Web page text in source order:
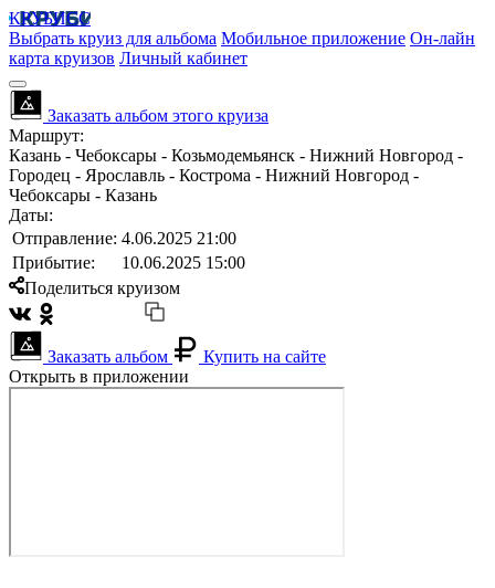
КРУБИСС
Выбрать круиз для альбома Мобильное приложение Он-лайн
карта круизов Личный кабинет
Заказать альбом этого круиза
Маршрут:
Казань - Чебоксары - Козьмодемьянск - Нижний Новгород -
Городец - Ярославль - Кострома - Нижний Новгород -
Чебоксары - Казань
Даты:
Отправление: 4.06.2025 21:00
Прибытие:
10.06.2025 15:00
Поделиться круизом
Заказать альбом
Купить на сайте
Открыть в приложении